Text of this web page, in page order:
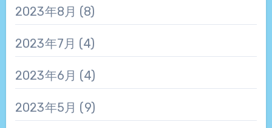
2023年8月 (8)
2023年7月 (4)
2023年6月 (4)
2023年5月 (9)